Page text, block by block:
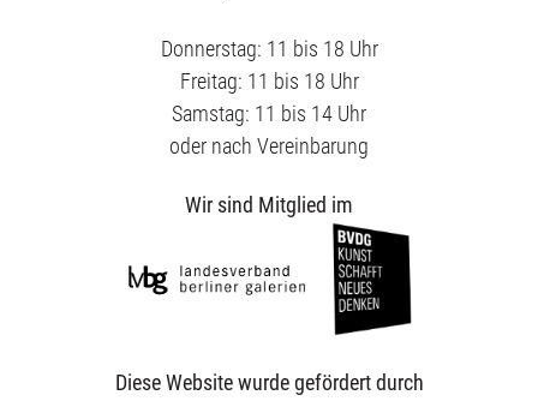
Donnerstag: 11 bis 18 Uhr
Freitag: 11 bis 18 Uhr
Samstag: 11 bis 14 Uhr
oder nach Vereinbarung
Wir sind Mitglied im
Diese Website wurde gefördert durch